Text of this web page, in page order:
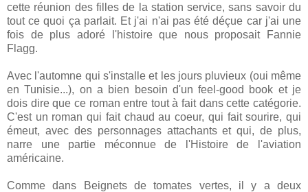
cette réunion des filles de la station service, sans savoir du
tout ce quoi ça parlait. Et j'ai n'ai pas été déçue car j'ai une
fois de plus adoré l'histoire que nous proposait Fannie
Flagg.
Avec l'automne qui s'installe et les jours pluvieux (oui même
en Tunisie...), on a bien besoin d'un feel-good book et je
dois dire que ce roman entre tout à fait dans cette catégorie.
C'est un roman qui fait chaud au coeur, qui fait sourire, qui
émeut, avec des personnages attachants et qui, de plus,
narre une partie méconnue de l'Histoire de l'aviation
américaine.
Comme dans Beignets de tomates vertes, il y a deux